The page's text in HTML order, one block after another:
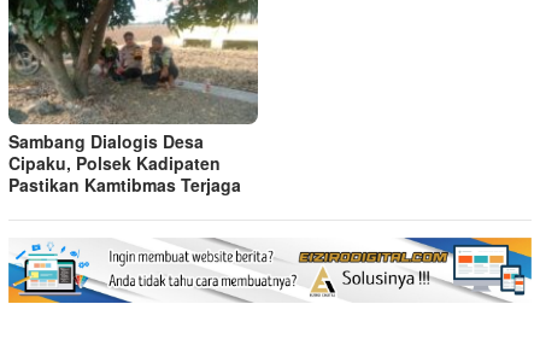
Sambang Dialogis Desa
Cipaku, Polsek Kadipaten
Pastikan Kamtibmas Terjaga